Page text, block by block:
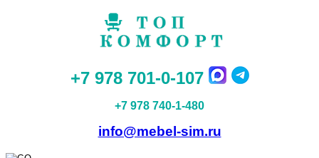
+7 978 701-0-107
+7 978 740-1-480
info@mebel-sim.ru